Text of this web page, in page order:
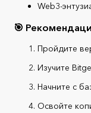
Web3-
🎯
Пройдите
Изучите
Начните с
Освойте